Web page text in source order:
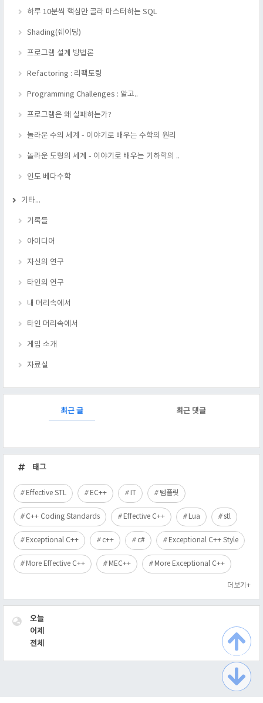
하루 10분씩 핵심만 골라 마스터하는 SQL
Shading(쉐이딩)
프로그램 설계 방법론
Refactoring : 리팩토링
Programming Challenges : 알고..
프로그램은 왜 실패하는가?
놀라운 수의 세계 - 이야기로 배우는 수학의 원리
놀라운 도형의 세계 - 이야기로 배우는 기하학의 ..
인도 베다수학
기타...
기록들
아이디어
자신의 연구
타인의 연구
내 머리속에서
타인 머리속에서
게임 소개
자료실
최근 글 최근 댓글
근
글
태그
Effective STL EC++ IT 템플릿
C++ Coding Standards Effective C++ Lua stl
Exceptional C++ c++ c# Exceptional C++ Style
More Effective C++ MEC++ More Exceptional C++
더보기+
VISITOR
오늘
어제
전체